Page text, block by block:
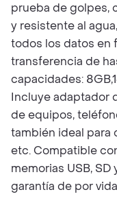
prueba de golpes,
y resistente al
todos los datos en
transferencia de
capacidades:
Incluye adaptador
de equipos,
también ideal para
etc. Compatible
memorias USB,
garantía de por